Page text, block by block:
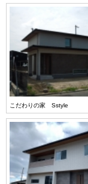
こだわりの家 Sstyle